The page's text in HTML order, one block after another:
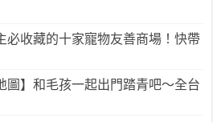
必收藏的十家寵物友善商場！快帶
圖】和毛孩一起出門踏青吧～全台